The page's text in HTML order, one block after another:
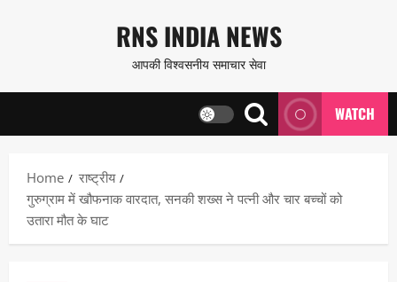
content
RNS INDIA NEWS
आपकी विश्वसनीय समाचार सेवा
WATCH
Home
राष्ट्रीय
गुरुग्राम में खौफनाक वारदात, सनकी शख्स ने पत्नी और चार बच्चों को
उतारा मौत के घाट